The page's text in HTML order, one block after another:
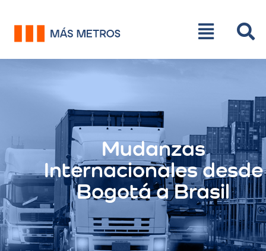
Mudanzas
Internacionales desde
Bogotá a Brasil